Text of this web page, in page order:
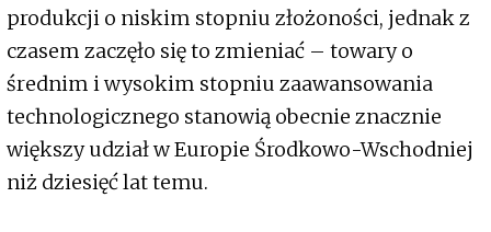
produkcji o niskim stopniu złożoności, jednak z
czasem zaczęło się to zmieniać – towary o
średnim i wysokim stopniu zaawansowania
technologicznego stanowią obecnie znacznie
większy udział w Europie Środkowo-Wschodniej
niż dziesięć lat temu.